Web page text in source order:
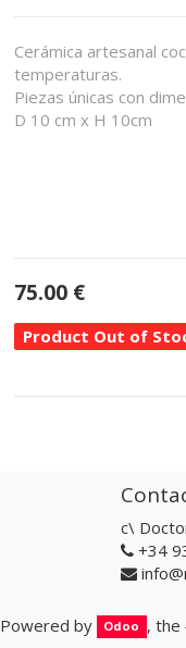
Cerámica artesanal
temperaturas.
Piezas únicas con
D 10 cm x H 10cm
75.00 €
Product Out of
c\
+34
Powered by Odoo , the